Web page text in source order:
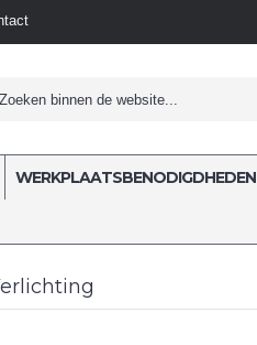
WERKPLAATSBENODIGDHEDEN